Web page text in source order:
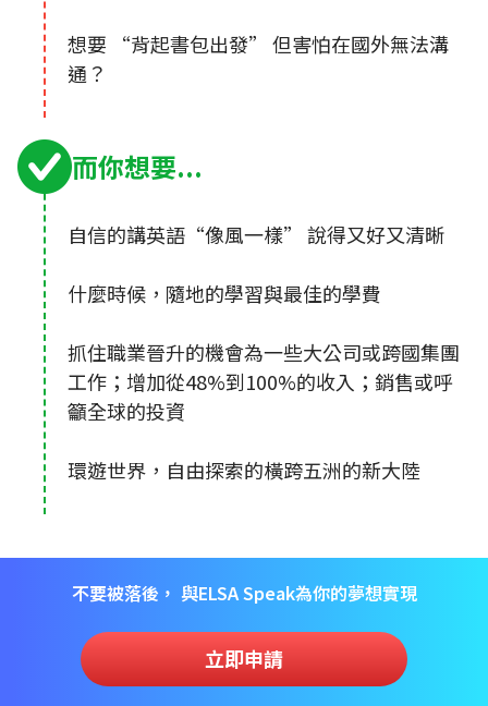
想要 “背起書包出發” 但害怕在國外無法溝
通？
而你想要...
自信的講英語“像風一樣” 說得又好又清晰
什麼時候，隨地的學習與最佳的學費
抓住職業晉升的機會為一些大公司或跨國集團
工作；增加從48%到100%的收入；銷售或呼
籲全球的投資
環遊世界，自由探索的橫跨五洲的新大陸
不要被落後， 與ELSA Speak為你的夢想實現
立即申請